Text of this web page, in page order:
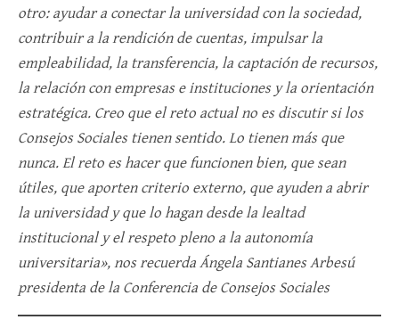
otro: ayudar a conectar la universidad con la sociedad,
contribuir a la rendición de cuentas, impulsar la
empleabilidad, la transferencia, la captación de recursos,
la relación con empresas e instituciones y la orientación
estratégica. Creo que el reto actual no es discutir si los
Consejos Sociales tienen sentido. Lo tienen más que
nunca. El reto es hacer que funcionen bien, que sean
útiles, que aporten criterio externo, que ayuden a abrir
la universidad y que lo hagan desde la lealtad
institucional y el respeto pleno a la autonomía
universitaria», nos recuerda Ángela Santianes Arbesú
presidenta de la Conferencia de Consejos Sociales